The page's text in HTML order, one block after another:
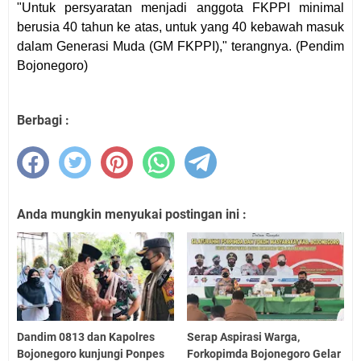
"Untuk persyaratan menjadi anggota FKPPI minimal
berusia 40 tahun ke atas, untuk yang 40 kebawah masuk
dalam Generasi Muda (GM FKPPI)," terangnya. (Pendim
Bojonegoro)
Berbagi :
Anda mungkin menyukai postingan ini :
Dandim 0813 dan Kapolres
Bojonegoro kunjungi Ponpes
Serap Aspirasi Warga,
Forkopimda Bojonegoro Gelar